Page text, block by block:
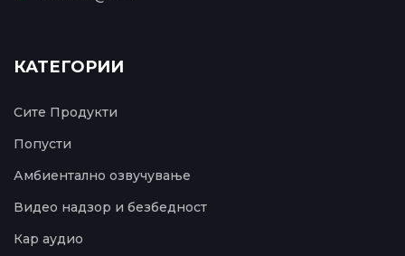
КАТЕГОРИИ
Сите Продукти
Попусти
Амбиентално озвучување
Видео надзор и безбедност
Кар аудио